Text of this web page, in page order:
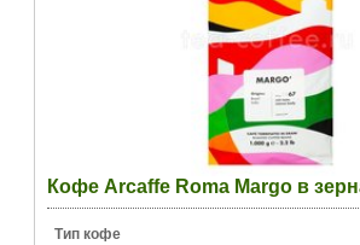
Кофе Arcaffe Roma Margo в
Тип кофе